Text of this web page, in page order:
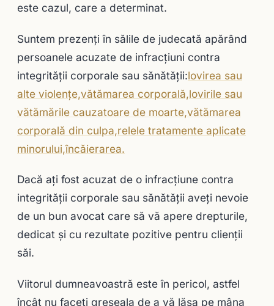
este cazul, care a determinat.
Suntem prezenţi în sălile de judecată apărând
persoanele acuzate de infracţiuni contra
integrităţii corporale sau sănătăţii:lovirea sau
alte violenţe,vătămarea corporală,lovirile sau
vătămările cauzatoare de moarte,vătămarea
corporală din culpa,relele tratamente aplicate
minorului,încăierarea.
Dacă ați fost acuzat de o infracţiune contra
integrităţii corporale sau sănătăţii aveţi nevoie
de un bun avocat care să vă apere drepturile,
dedicat și cu rezultate pozitive pentru clienții
săi.
Viitorul dumneavoastră este în pericol, astfel
încât nu faceţi greşeala de a vă lăsa pe mâna